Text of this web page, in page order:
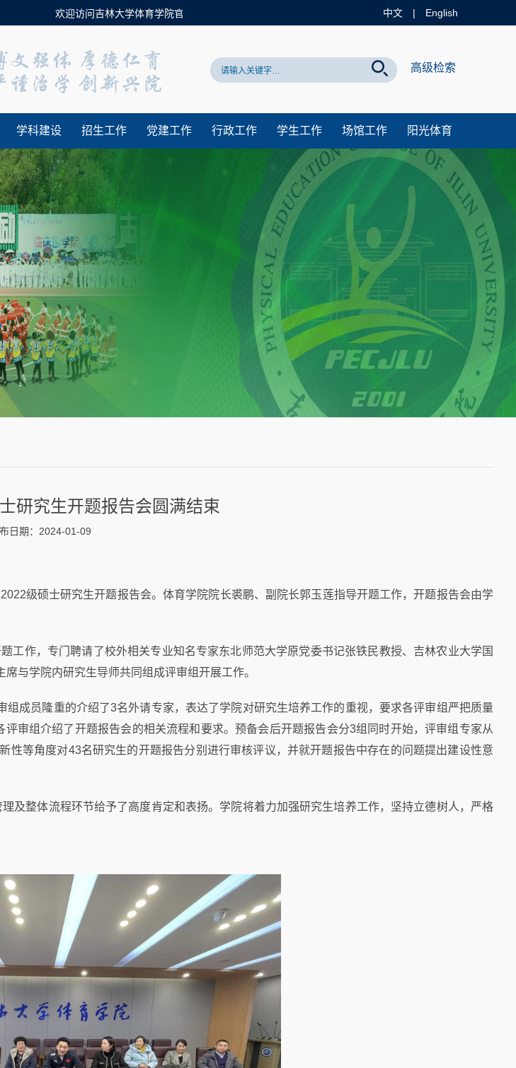
欢迎访问吉林大学体育学院官方网站！ 中文 | English
高级检索
学科建设 招生工作 党建工作 行政工作 学生工作 场馆工作 阳光体育
研究生开题报告会圆满结束
日期：2024-01-09
级硕士研究生开题报告会。体育学院院长裘鹏、副院长郭玉莲指导开题工作，开题报告会由学
工作，专门聘请了校外相关专业知名专家东北师范大学原党委书记张铁民教授、吉林农业大学国
与学院内研究生导师共同组成评审组开展工作。
成员隆重的介绍了3名外请专家，表达了学院对研究生培养工作的重视，要求各评审组严把质量
审组介绍了开题报告会的相关流程和要求。预备会后开题报告会分3组同时开始，评审组专家从
等角度对43名研究生的开题报告分别进行审核评议，并就开题报告中存在的问题提出建设性意
及整体流程环节给予了高度肯定和表扬。学院将着力加强研究生培养工作，坚持立德树人，严格